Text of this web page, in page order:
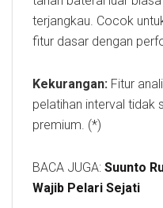
terjangkau. Cocok
fitur dasar dengan
Kekurangan: Fitur
pelatihan interval tidak
premium. (*)
BACA JUGA: Suunto
Wajib Pelari Sejati